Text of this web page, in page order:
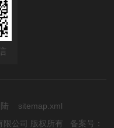
sitemap.xml
限公司 版权所有 备案号：